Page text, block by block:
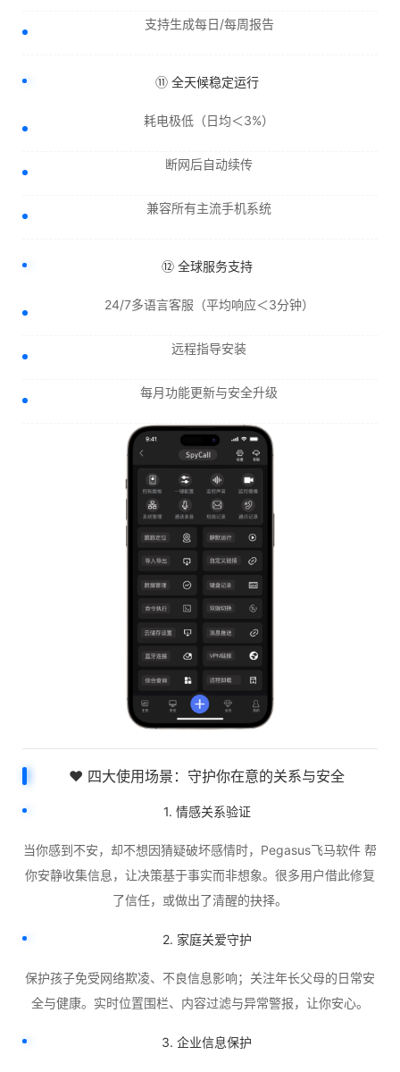
支持生成每日/每周报告
⑪ 全天候稳定运行
耗电极低（日均＜3%）
断网后自动续传
兼容所有主流手机系统
⑫ 全球服务支持
24/7多语言客服（平均响应＜3分钟）
远程指导安装
每月功能更新与安全升级
❤️ 四大使用场景：守护你在意的关系与安全
1. 情感关系验证
当你感到不安，却不想因猜疑破坏感情时，Pegasus飞马软件 帮
你安静收集信息，让决策基于事实而非想象。很多用户借此修复
了信任，或做出了清醒的抉择。
2. 家庭关爱守护
保护孩子免受网络欺凌、不良信息影响；关注年长父母的日常安
全与健康。实时位置围栏、内容过滤与异常警报，让你安心。
3. 企业信息保护